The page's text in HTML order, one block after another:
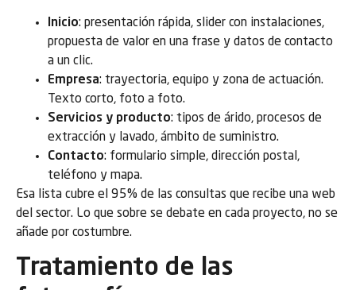
Inicio: presentación rápida, slider con instalaciones,
propuesta de valor en una frase y datos de contacto
a un clic.
Empresa: trayectoria, equipo y zona de actuación.
Texto corto, foto a foto.
Servicios y producto: tipos de árido, procesos de
extracción y lavado, ámbito de suministro.
Contacto: formulario simple, dirección postal,
teléfono y mapa.
Esa lista cubre el 95% de las consultas que recibe una web
del sector. Lo que sobre se debate en cada proyecto, no se
añade por costumbre.
Tratamiento de las